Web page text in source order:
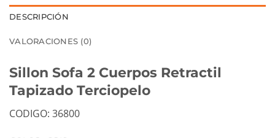
DESCRIPCIÓN
VALORACIONES (0)
Sillon Sofa 2 Cuerpos Retractil
Tapizado Terciopelo
CODIGO: 36800